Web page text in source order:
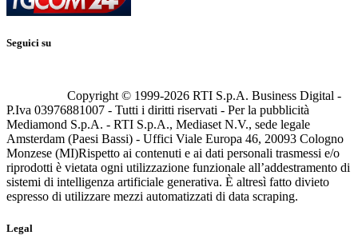
Seguici su
Copyright © 1999-2026 RTI S.p.A. Business Digital -
P.Iva 03976881007 - Tutti i diritti riservati - Per la pubblicità
Mediamond S.p.A. - RTI S.p.A., Mediaset N.V., sede legale
Amsterdam (Paesi Bassi) - Uffici Viale Europa 46, 20093 Cologno
Monzese (MI)Rispetto ai contenuti e ai dati personali trasmessi e/o
riprodotti è vietata ogni utilizzazione funzionale all’addestramento di
sistemi di intelligenza artificiale generativa. È altresì fatto divieto
espresso di utilizzare mezzi automatizzati di data scraping.
Legal